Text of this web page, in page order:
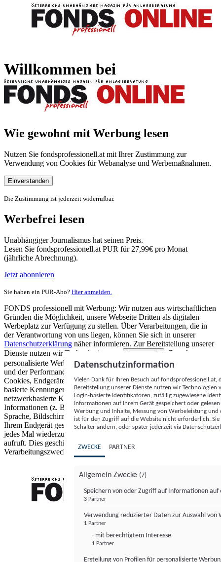
Willkommen bei
Wie gewohnt mit Werbung lesen
Nutzen Sie fondsprofessionell.at mit Ihrer Zustimmung zur
Verwendung von Cookies für Webanalyse und Werbemaßnahmen.
Einverstanden
Die Zustimmung ist jederzeit widerrufbar.
Werbefrei lesen
Unabhängiger Journalismus hat seinen Preis.
Lesen Sie fondsprofessionell.at PUR für 27,99€ pro Monat
(jährliche Abrechnung).
Jetzt abonnieren
Sie haben ein PUR-Abo? Hier anmelden.
FONDS professionell mit Werbung: Wir nutzen aus wirtschaftlichen
Gründen die Möglichkeit, unsere Webseite Dritten als digitalen
Werbeplatz zur Verfügung zu stellen. Über Verarbeitungen, die in
der Verantwortung von uns liegen, können Sie sich in unserer
Datenschutzerklärung näher informieren. Zur Bereitstellung unserer
Dienste nutzen wir Technologien von
Partnern (5)
. Zwecke:
personalisierte Werbung und Inhalte, Messung von Werbeleistung
und der Performance von Inhalten sowie Zielgruppenforschung.
Cookies, Endgeräte- oder ähnliche Online-Kennungen (z. B. login-
basierte Kennungen, zufällig generierte Kennungen,
netzwerkbasierte Kennungen) können zusammen mit anderen
Informationen (z. B. Browsertyp und Browserinformationen,
Sprache, Bildschirmgröße, unterstützte Technologien usw.) auf
Ihrem Endgerät gespeichert oder von dort ausgelesen werden, um es
jedes Mal wiederzuerkennen, wenn es eine App oder einer Webseite
aufruft. Dies geschieht für einen oder mehrere der hier aufgeführten
Verarbeitungszwecke.
Datenschutzinformation
Vielen Dank für Ihren Besuch auf
Bereitstellung unserer Dienste nutzen wir Technologien
Login-basierte Identifikatoren, zufällig zugewiesene
Informationen auf Ihrem Gerät gespeichert oder
Werbung und Inhalte, Messung von Werbeleistung
ist für den Zugriff auf die Website nicht erforderlich.
Schalter ändern, oder später jederzeit via
ZWECKE PARTNER
Allgemein Zwecke (7)
Speichern von oder Zugriff auf Informationen auf
3 Partner
Verwendung reduzierter Daten zur Auswahl von
1 Partner
- mit berechtigtem Interesse
1 Partner
Erstellung von Profilen für personalisierte
FONDS professionell